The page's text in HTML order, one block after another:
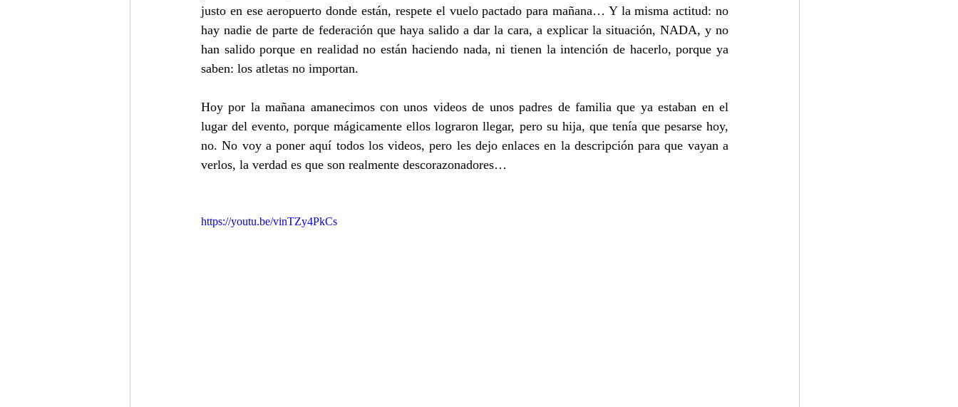
justo en ese aeropuerto donde están, respete el vuelo pactado para mañana… Y la misma actitud: no
hay nadie de parte de federación que haya salido a dar la cara, a explicar la situación, NADA, y no
han salido porque en realidad no están haciendo nada, ni tienen la intención de hacerlo, porque ya
saben: los atletas no importan.
Hoy por la mañana amanecimos con unos videos de unos padres de familia que ya estaban en el
lugar del evento, porque mágicamente ellos lograron llegar, pero su hija, que tenía que pesarse hoy,
no. No voy a poner aquí todos los videos, pero les dejo enlaces en la descripción para que vayan a
verlos, la verdad es que son realmente descorazonadores…
https://youtu.be/vinTZy4PkCs